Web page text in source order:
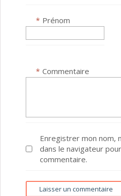
Commentaire
*
Prénom
*
Enregistrer mon nom,
dans le navigateur
commentaire.